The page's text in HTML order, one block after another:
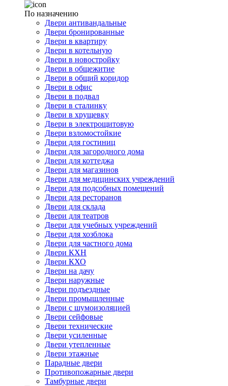
По назначению
Двери антивандальные
Двери бронированные
Двери в квартиру
Двери в котельную
Двери в новостройку
Двери в общежитие
Двери в общий коридор
Двери в офис
Двери в подвал
Двери в сталинку
Двери в хрущевку
Двери в электрощитовую
Двери взломостойкие
Двери для гостиниц
Двери для загородного дома
Двери для коттеджа
Двери для магазинов
Двери для медицинских учреждений
Двери для подсобных помещений
Двери для ресторанов
Двери для склада
Двери для театров
Двери для учебных учреждений
Двери для хозблока
Двери для частного дома
Двери КХН
Двери КХО
Двери на дачу
Двери наружные
Двери подъездные
Двери промышленные
Двери с шумоизоляцией
Двери сейфовые
Двери технические
Двери усиленные
Двери утепленные
Двери этажные
Парадные двери
Противопожарные двери
Тамбурные двери